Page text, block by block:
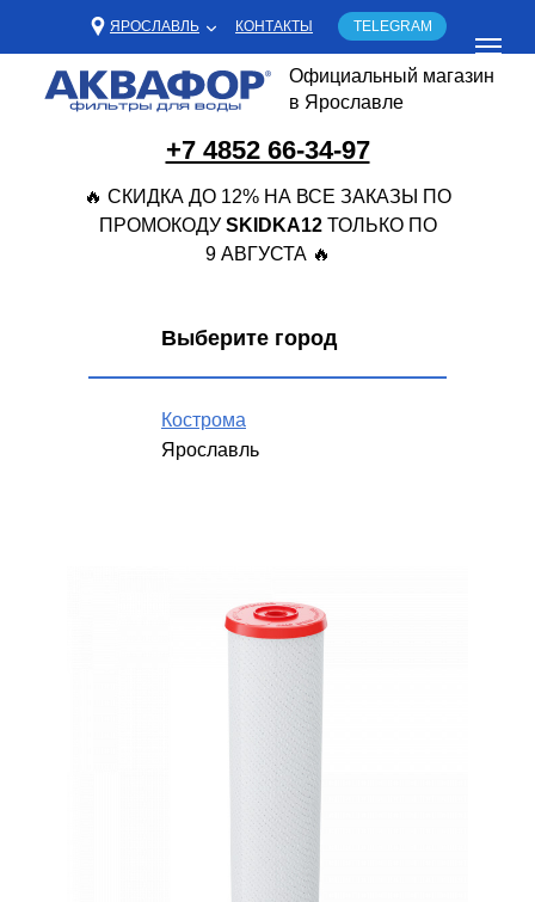
+7 4852 66-34-97
ЯРОСЛАВЛЬ
Официальный магазин
в Ярославле
🔥 СКИДКА ДО 12% НА ВСЕ ЗАКАЗЫ ПО
ПРОМОКОДУ SKIDKA12 ТОЛЬКО ПО
9 АВГУСТА 🔥
КОНТАКТЫ TELEGRAM
Кострома
Ярославль
Выберите город